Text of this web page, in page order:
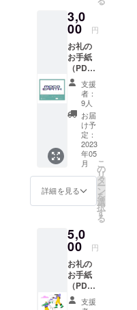
3,0
00 円
お礼の
お手紙
（PDF
）とお
礼の動
支援
者：
9人
お届
け予
定：
2023
年05
月
詳細を見る
こ
の
リ
タ
ー
ン
を
選
択
す
る
5,0
00 円
お礼の
お手紙
（PDF)
お礼動
画、支援